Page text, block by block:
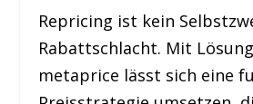
Repricing ist kein
Rabattschlacht. Mit
metaprice lässt sich eine